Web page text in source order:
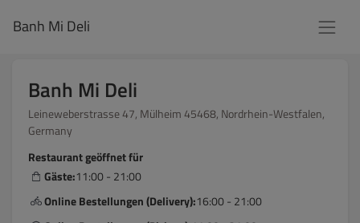
Banh Mi Deli
Banh Mi Deli
Leineweberstrasse 47, Mülheim 45468, Nordrhein-Westfalen,
Germany
Restaurant geöffnet für
Gäste:11:00 - 21:00
Online Bestellungen (Delivery):16:00 - 21:00